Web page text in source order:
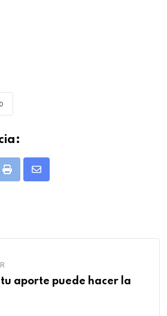
Print
Share
aporte puede hacer la